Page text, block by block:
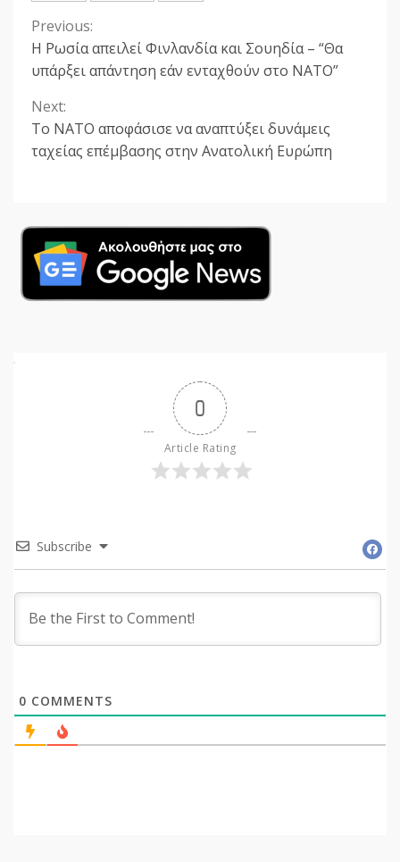
Continue
Reading
Previous:
Η Ρωσία απειλεί Φινλανδία και Σουηδία – “Θα
υπάρξει απάντηση εάν ενταχθούν στο ΝΑΤΟ”
Next:
Το ΝΑΤΟ αποφάσισε να αναπτύξει δυνάμεις
ταχείας επέμβασης στην Ανατολική Ευρώπη
0
Article Rating
Subscribe
0 COMMENTS